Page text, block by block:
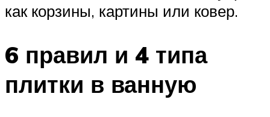
как корзины, картины или ковер.
6 правил и 4 типа
плитки в ванную